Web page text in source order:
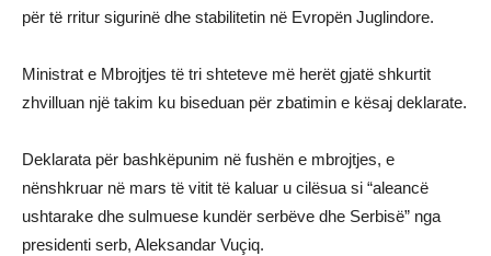
për të rritur sigurinë dhe stabilitetin në Evropën Juglindore.
Ministrat e Mbrojtjes të tri shteteve më herët gjatë shkurtit
zhvilluan një takim ku biseduan për zbatimin e kësaj deklarate.
Deklarata për bashkëpunim në fushën e mbrojtjes, e
nënshkruar në mars të vitit të kaluar u cilësua si “aleancë
ushtarake dhe sulmuese kundër serbëve dhe Serbisë” nga
presidenti serb, Aleksandar Vuçiq.